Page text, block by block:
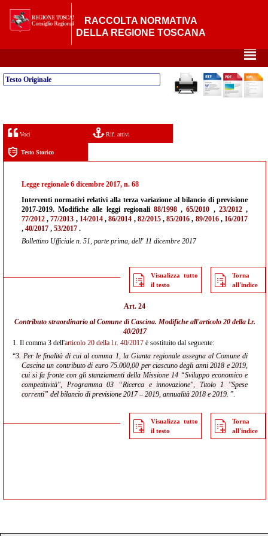
RACCOLTA NORMATIVA
DELLA REGIONE TOSCANA
²
Testo Originale
Voci Rif. attivi
Testo Storico
Legge regionale 6 dicembre 2017, n. 68
Interventi normativi relativi alla terza variazione al bilancio di previsione
2017-2019. Modifiche alle leggi regionali 88/1998 ,65/2010 , 23/2012,
77/2012 ,77/2013 , 14/2014,86/2014 , 82/2015,85/2016 , 89/2016, 16/2017
, 40/2017 , 53/2017 .
Bollettino Ufficiale n. 51, parte prima, dell' 11 dicembre 2017
Visualizza tutto
il testo
Torna
all'indice
Art. 24
Contributo straordinario al Comune di Cascina. Modifiche all'articolo 20 della l.r.
40/2017
1. Il comma 3 dell'articolo 20 della l.r. 40/2017 è sostituito dal seguente:
“3. Per le finalità di cui al comma 1, la Giunta regionale assegna al Comune di
Cascina un contributo di euro 75.000,00 per ciascuno degli anni 2018 e 2019,
cui si fa fronte con gli stanziamenti della Missione 14 “Sviluppo economico e
competitività", Programma 03 “Ricerca e innovazione", Titolo 1 "Spese
correnti” del bilancio di previsione 2017 – 2019, annualità 2018 e 2019. ”.
Visualizza tutto
il testo
Torna
all'indice